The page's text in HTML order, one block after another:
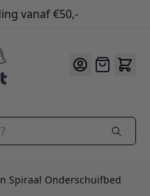
vanaf €50,-
9.2/10
Offerte
Spiraal Onderschuifbed